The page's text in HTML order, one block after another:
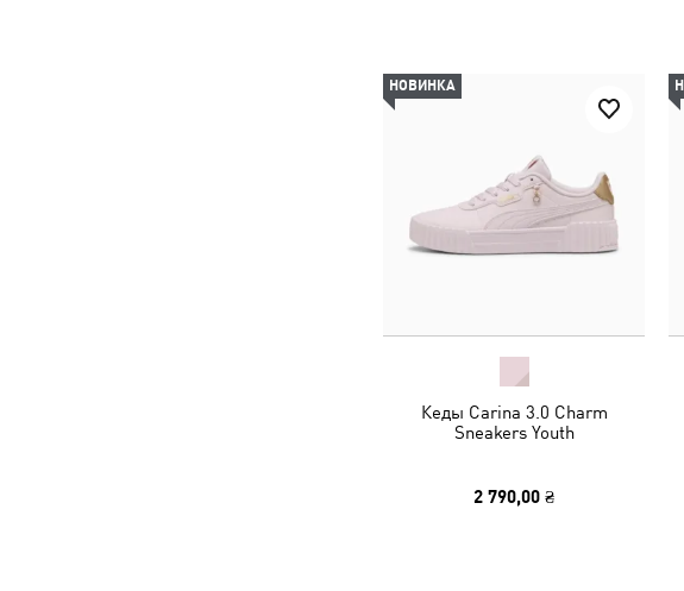
НОВИНКА
Кеды Carina 3.0 Charm
Sneakers Youth
2 790,00 ₴